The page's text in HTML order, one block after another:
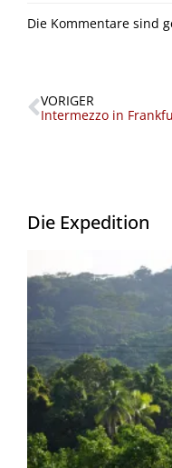
Die Kommentare sind
Zurück
VORIGER
Die Expedition